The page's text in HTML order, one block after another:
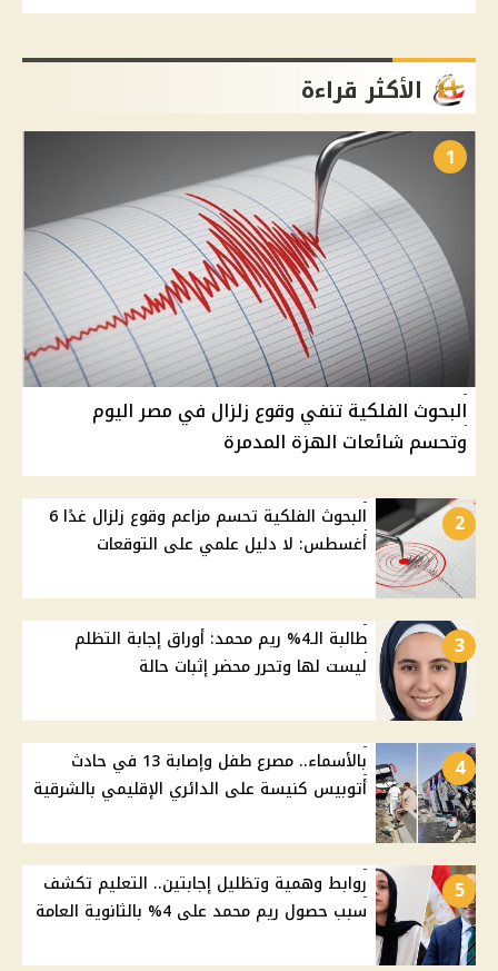
الأكثر قراءة
1
البحوث الفلكية تنفي وقوع زلزال في مصر اليوم
وتحسم شائعات الهزة المدمرة
2
البحوث الفلكية تحسم مزاعم وقوع زلزال غدًا 6
أغسطس: لا دليل علمي على التوقعات
3
طالبة الـ4% ريم محمد: أوراق إجابة التظلم
ليست لها وتحرر محضر إثبات حالة
4
بالأسماء.. مصرع طفل وإصابة 13 في حادث
أتوبيس كنيسة على الدائري الإقليمي بالشرقية
5
روابط وهمية وتظليل إجابتين.. التعليم تكشف
سبب حصول ريم محمد على 4% بالثانوية العامة